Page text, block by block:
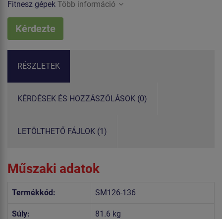
Fitnesz gépek Több információ
Kérdezte
RÉSZLETEK
KÉRDÉSEK ÉS HOZZÁSZÓLÁSOK (0)
LETÖLTHETŐ FÁJLOK (1)
Műszaki adatok
Termékkód: SM126-136
Súly: 81.6 kg